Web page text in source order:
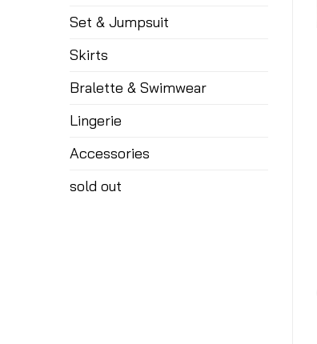
Set & Jumpsuit
Skirts
Bralette & Swimwear
Lingerie
Accessories
sold out